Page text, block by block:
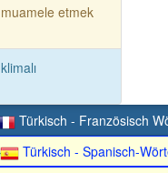
muamele etmek
klimalı
Türkisch - Französisch
Türkisch - Spanisch-